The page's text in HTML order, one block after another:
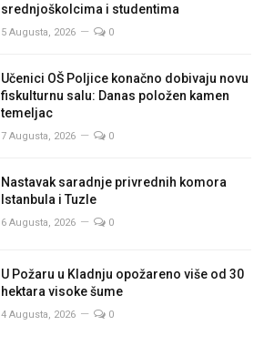
srednjoškolcima i studentima
5 Augusta, 2026 0
Učenici OŠ Poljice konačno dobivaju novu
fiskulturnu salu: Danas položen kamen
temeljac
7 Augusta, 2026 0
Nastavak saradnje privrednih komora
Istanbula i Tuzle
6 Augusta, 2026 0
U Požaru u Kladnju opožareno više od 30
hektara visoke šume
4 Augusta, 2026 0